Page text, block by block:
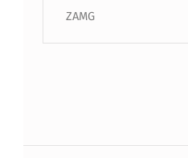
ZAMG
Beitragsnavigation